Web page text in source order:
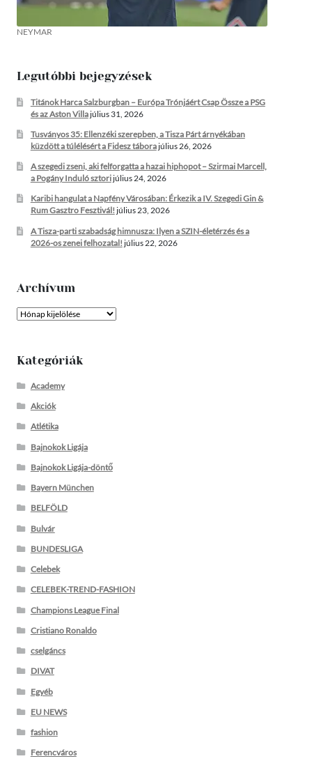
NEYMAR
Legutóbbi bejegyzések
Titánok Harca Salzburgban – Európa Trónjáért Csap Össze a PSG
és az Aston Villajúlius 31, 2026
Tusványos 35: Ellenzéki szerepben, a Tisza Párt árnyékában
küzdött a túlélésért a Fidesz táborajúlius 26, 2026
A szegedi zseni, aki felforgatta a hazai hiphopot – Szirmai Marcell,
a Pogány Induló sztorijúlius 24, 2026
Karibi hangulat a Napfény Városában: Érkezik a IV. Szegedi Gin &
Rum Gasztro Fesztivál! július 23, 2026
A Tisza-parti szabadság himnusza: Ilyen a SZIN-életérzés és a
2026-os zenei felhozatal! július 22, 2026
Archívum
Archívum
Kategóriák
Academy
Akciók
Atlétika
Bajnokok Ligája
Bajnokok Ligája-döntő
Bayern München
BELFÖLD
Bulvár
BUNDESLIGA
Celebek
CELEBEK-TREND-FASHION
Champions League Final
Cristiano Ronaldo
cselgáncs
DIVAT
Egyéb
EU NEWS
fashion
Ferencváros